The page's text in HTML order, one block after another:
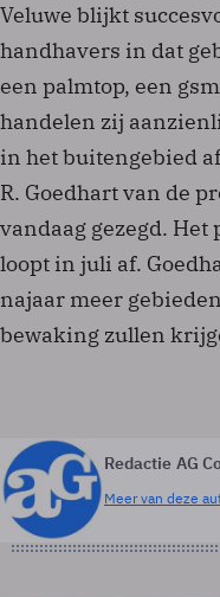
Veluwe blijkt
handhavers in dat
een palmtop, een
handelen zij
in het buitengebied
R. Goedhart van de
vandaag gezegd.
loopt in juli af.
najaar meer
bewaking zullen
Redactie AG
Meer van deze